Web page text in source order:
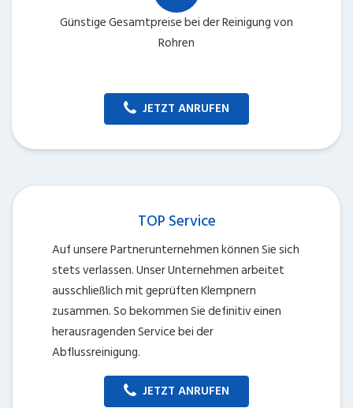
Günstige Gesamtpreise bei der Reinigung von
Rohren
JETZT ANRUFEN
TOP Service
Auf unsere Partnerunternehmen können Sie sich
stets verlassen. Unser Unternehmen arbeitet
ausschließlich mit geprüften Klempnern
zusammen. So bekommen Sie definitiv einen
herausragenden Service bei der
Abflussreinigung.
JETZT ANRUFEN